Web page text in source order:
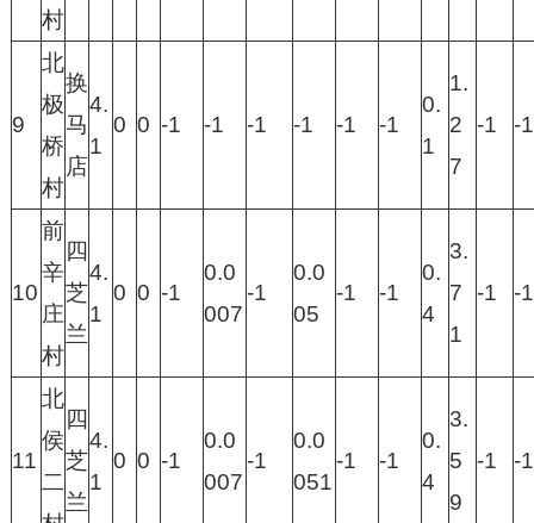
村
9
北
极
桥
村
换
马
店
4.
1
0 0 -1 -1 -1 -1 -1 -1
0.
1
1.
2
7
-1 -1
10
前
辛
庄
村
四
芝
兰
4.
1
0 0 -1
0.0
007
-1
0.0
05
-1 -1
0.
4
3.
7
1
-1 -1
11
北
侯
二
四
芝
兰
4.
1
0 0 -1
0.0
007
-1
0.0
051
-1 -1
0.
4
3.
5
9
-1 -1